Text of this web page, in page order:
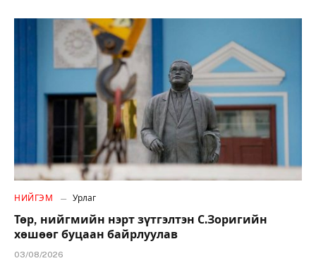
НИЙГЭМ Урлаг
Төр, нийгмийн нэрт зүтгэлтэн С.Зоригийн
хөшөөг буцаан байрлуулав
03/08/2026